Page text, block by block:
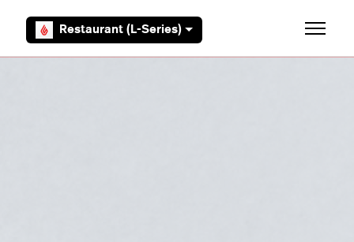
Restaurant (L-Series)